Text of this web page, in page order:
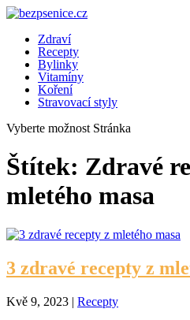
Zdraví
Recepty
Bylinky
Vitamíny
Koření
Stravovací styly
Vyberte možnost Stránka
Štítek: Zdravé
mletého masa
3 zdravé recepty z
Kvě 9, 2023 | Recepty